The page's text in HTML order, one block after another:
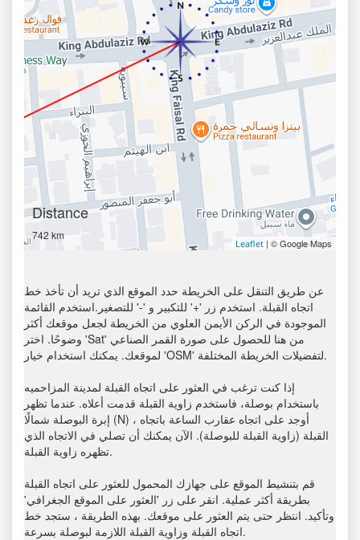
Distance
742 km
Leaflet | © Google Maps
عن طريق التنقل على الخريطة حدد الموقع الذي تريد أن تأخذ خط
اتجاه القبلة. استخدم زر '+' للتكبير و '-' للتصغير.استخدم القائمة
الموجودة في الركن الأيمن العلوي من الخريطة لجعل موقعك أكثر
وضوحًا. اختر 'Sat' من هنا للحصول على صورة القمر الصناعي
لموقعك. يمكنك استخدام خيار 'OSM' لتفضيلات الخريطة المختلفة.
إذا كنت ترغب في العثور على اتجاه القبلة لمدينة المزاحميه
باستخدام بوصلة، فاستخدم زاوية القبلة قدمت أعلاه. عندما تظهر
إبرة البوصلة شمالًا (N) ، أوجد على اتجاه عقارب الساعة باتجاه
القبلة (زاوية القبلة للبوصلة). الآن يمكنك أن تصلي في الاتجاه الذي
تظهره زاوية القبلة.
قم بتنشيط الموقع على جهازك المحمول للعثور على اتجاه القبلة
بطريقة أكثر عملية. انقر على زر 'العثور على الموقع الجغرافي'
وتأكيد. انتظر حتى يتم العثور على موقعك. بهذه الطريقة ، ستجد خط
اتجاه القبلة وزاوية القبلة اللازمة لبوصلة بسرعة.